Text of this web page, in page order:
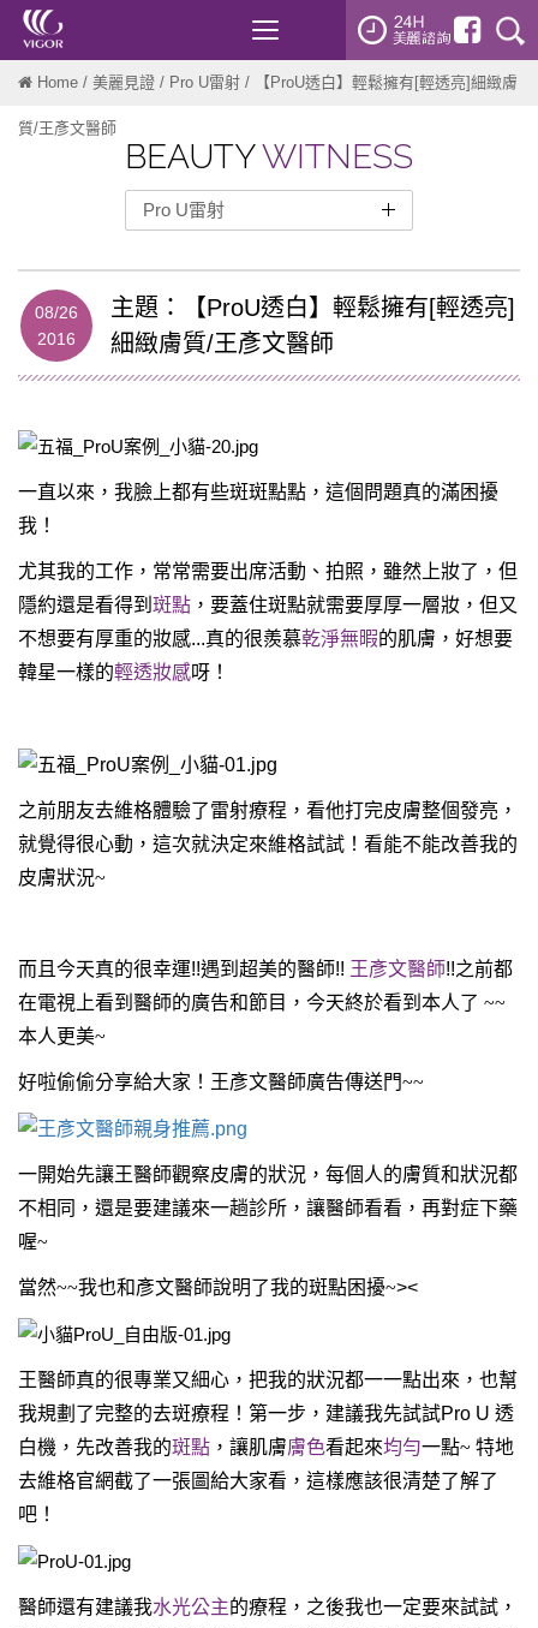
Toggle
navigation
Home / 美麗見證 / Pro U雷射 / 【ProU透白】輕鬆擁有[輕透亮]細緻膚
質/王彥文醫師
Pro U雷射
醫美微整
雷射光療
微針電波
PicoWay皮秒雷射
Ulthera美國音波
miraDry多汗症
Pro U雷射
飛梭雷射
淨膚雷射
Ultra pulse雷射
靚顏美體
BEAUTYWITNESS
08/26
2016
主題：【ProU透白】輕鬆擁有[輕透亮]
細緻膚質/王彥文醫師
一直以來，我臉上都有些斑斑點點，這個問題真的滿困擾
我！
尤其我的工作，常常需要出席活動、拍照，雖然上妝了，但
隱約還是看得到 斑點 ，要蓋住斑點就需要厚厚一層妝，但又
不想要有厚重的妝感...真的很羨慕乾淨無暇的肌膚，好想要
韓星一樣的輕透妝感呀！
之前朋友去維格體驗了雷射療程，看他打完皮膚整個發亮，
就覺得很心動，這次就決定來維格試試！看能不能改善我的
皮膚狀況~
而且今天真的很幸運!!遇到超美的醫師!! 王彥文醫師!!之前都
在電視上看到醫師的廣告和節目，今天終於看到本人了 ~~
本人更美~
好啦偷偷分享給大家！王彥文醫師廣告傳送門~~
一開始先讓王醫師觀察皮膚的狀況，每個人的膚質和狀況都
不相同，還是要建議來一趟診所，讓醫師看看，再對症下藥
喔~
當然~~我也和彥文醫師說明了我的斑點困擾~><
王醫師真的很專業又細心，把我的狀況都一一點出來，也幫
我規劃了完整的去斑療程！第一步，建議我先試試Pro U 透
白機，先改善我的斑點 ，讓肌膚膚色看起來均勻一點~ 特地
去維格官網截了一張圖給大家看，這樣應該很清楚了解了
吧！
醫師還有建議我水光公主的療程，之後我也一定要來試試，